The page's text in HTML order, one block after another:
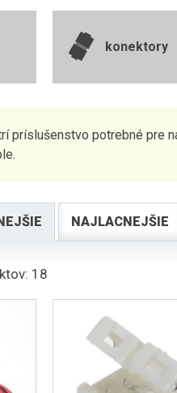
konektory
príslušenstvo potrebné pre
NAJLACNEJŠIE
18